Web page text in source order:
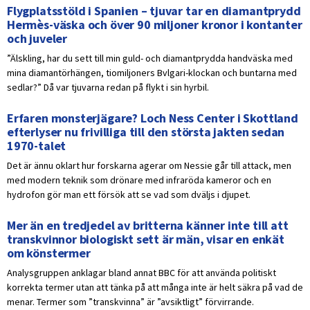
Flygplatsstöld i Spanien – tjuvar tar en diamantprydd
Hermès-väska och över 90 miljoner kronor i kontanter
och juveler
”Älskling, har du sett till min guld- och diamantprydda handväska med
mina diamantörhängen, tiomiljoners Bvlgari-klockan och buntarna med
sedlar?” Då var tjuvarna redan på flykt i sin hyrbil.
Erfaren monsterjägare? Loch Ness Center i Skottland
efterlyser nu frivilliga till den största jakten sedan
1970-talet
Det är ännu oklart hur forskarna agerar om Nessie går till attack, men
med modern teknik som drönare med infraröda kameror och en
hydrofon gör man ett försök att se vad som dväljs i djupet.
Mer än en tredjedel av britterna känner inte till att
transkvinnor biologiskt sett är män, visar en enkät
om könstermer
Analysgruppen anklagar bland annat BBC för att använda politiskt
korrekta termer utan att tänka på att många inte är helt säkra på vad de
menar. Termer som ”transkvinna” är ”avsiktligt” förvirrande.